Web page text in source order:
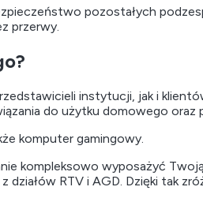
pozostałych
przerwy.
instytucji, jak i
do użytku domowego oraz
komputer gamingowy.
kompleksowo wyposażyć
RTV i AGD. Dzięki tak